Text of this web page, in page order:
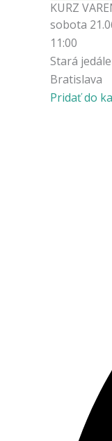
KURZ
sobota
11:00
Stará
Bratislava
Pridať do